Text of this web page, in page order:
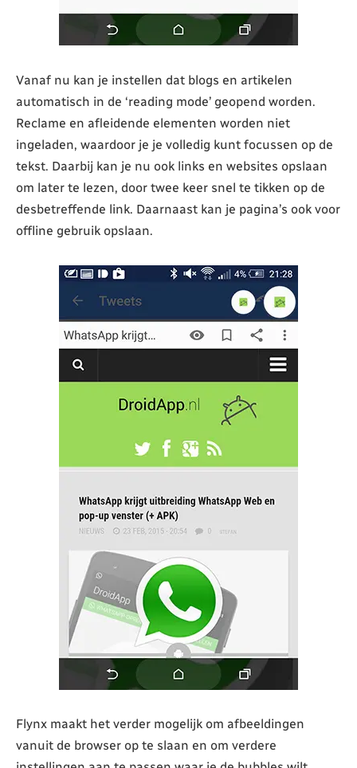
Vanaf nu kan je instellen dat blogs en artikelen
automatisch in de ‘reading mode’ geopend worden.
Reclame en afleidende elementen worden niet
ingeladen, waardoor je je volledig kunt focussen op de
tekst. Daarbij kan je nu ook links en websites opslaan
om later te lezen, door twee keer snel te tikken op de
desbetreffende link. Daarnaast kan je pagina’s ook voor
offline gebruik opslaan.
Flynx maakt het verder mogelijk om afbeeldingen
vanuit de browser op te slaan en om verdere